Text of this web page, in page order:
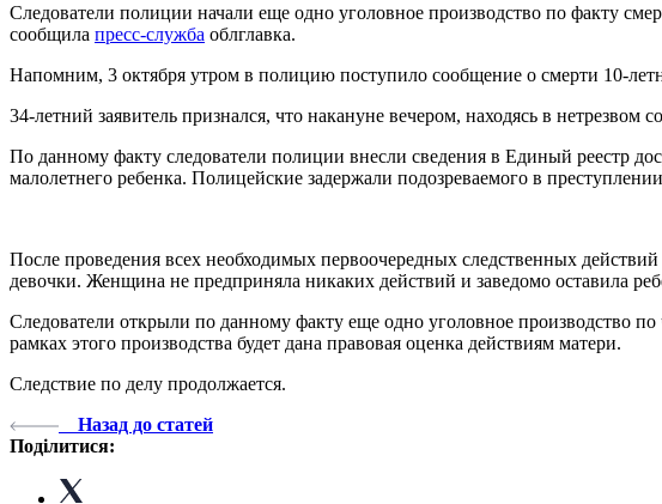
Следователи полиции начали еще одно уголовное производство по факту
сообщила пресс-служба облглавка.
Напомним, 3 октября утром в полицию поступило сообщение о смерти 10-
34-летний заявитель признался, что накануне вечером, находясь в
По данному факту следователи полиции внесли сведения в Единый реестр
малолетнего ребенка. Полицейские задержали подозреваемого в
После проведения всех необходимых первоочередных следственных
девочки. Женщина не предприняла никаких действий и заведомо оставила
Следователи открыли по данному факту еще одно уголовное производство
рамках этого производства будет дана правовая оценка действиям матери.
Следствие по делу продолжается.
Назад до статей
Поділитися: